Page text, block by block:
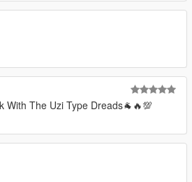
With The Uzi Type Dreads🐐🔥💯